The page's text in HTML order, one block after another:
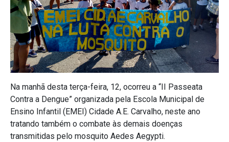
Na manhã desta terça-feira, 12, ocorreu a “II Passeata
Contra a Dengue” organizada pela Escola Municipal de
Ensino Infantil (EMEI) Cidade A.E. Carvalho, neste ano
tratando também o combate às demais doenças
transmitidas pelo mosquito Aedes Aegypti.